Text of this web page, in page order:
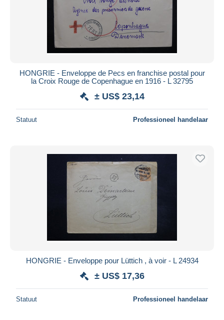
HONGRIE - Enveloppe de Pecs en franchise postal pour
la Croix Rouge de Copenhague en 1916 - L 32795
± US$ 23,14
Statuut Professioneel handelaar
HONGRIE - Enveloppe pour Lüttich , à voir - L 24934
± US$ 17,36
Statuut Professioneel handelaar